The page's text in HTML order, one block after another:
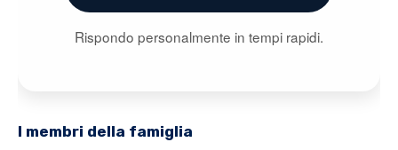
Rispondo personalmente in tempi rapidi.
I membri della famiglia